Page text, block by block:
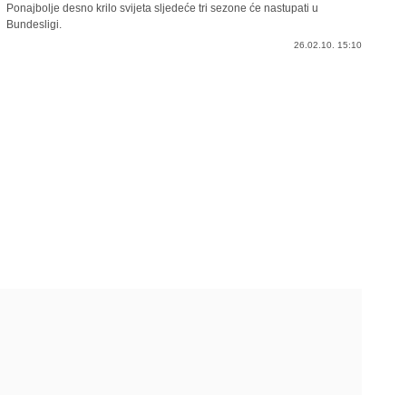
Ponajbolje desno krilo svijeta sljedeće tri sezone će nastupati u
Bundesligi.
26.02.10. 15:10